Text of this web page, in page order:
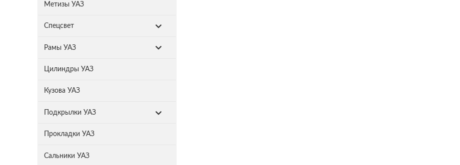
Метизы УАЗ
Спецсвет
Рамы УАЗ
Цилиндры УАЗ
Кузова УАЗ
Подкрылки УАЗ
Прокладки УАЗ
Сальники УАЗ